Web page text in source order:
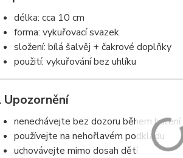
délka: cca 10 cm
forma: vykuřovací svazek
složení: bílá šalvěj + čakrové doplňky
použití: vykuřování bez uhlíku
nenechávejte bez dozoru během hoření
používejte na nehořlavém podkladu
uchovávejte mimo dosah dětí